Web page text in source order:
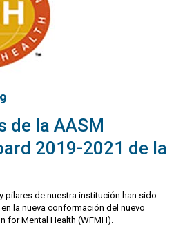
de la AASM
2019-2021 de la
pilares de nuestra institución han sido
la nueva conformación del nuevo
for Mental Health (WFMH).